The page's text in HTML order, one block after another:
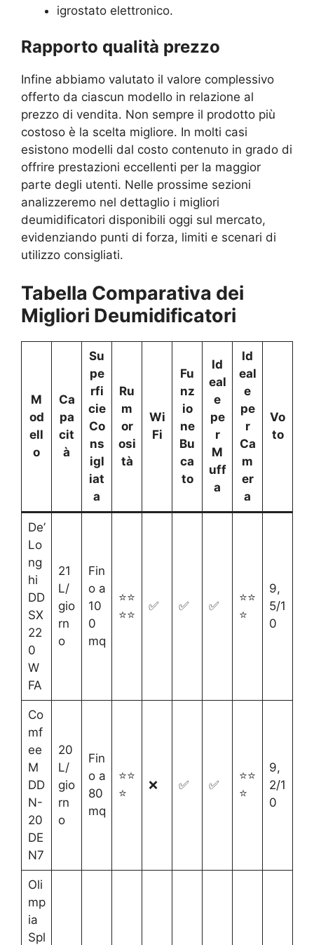
igrostato elettronico.
Rapporto qualità prezzo
Infine abbiamo valutato il valore complessivo
offerto da ciascun modello in relazione al
prezzo di vendita. Non sempre il prodotto più
costoso è la scelta migliore. In molti casi
esistono modelli dal costo contenuto in grado di
offrire prestazioni eccellenti per la maggior
parte degli utenti. Nelle prossime sezioni
analizzeremo nel dettaglio i migliori
deumidificatori disponibili oggi sul mercato,
evidenziando punti di forza, limiti e scenari di
utilizzo consigliati.
Tabella Comparativa dei
Migliori Deumidificatori
M
od
ell
o
Ca
pa
cit
à
Su
pe
rfi
cie
Co
ns
igl
iat
a
Ru
m
or
osi
tà
Wi
Fi
Fu
nz
io
ne
Bu
ca
to
Id
eal
e
pe
r
M
uff
a
Id
eal
e
pe
r
Ca
m
er
a
Vo
to
De’
Lo
ng
hi
DD
SX
22
0
W
FA
21
L/
gio
rn
o
Fin
o a
10
0
mq
⭐⭐
⭐⭐
✅ ✅ ✅
⭐⭐
⭐
9,
5/1
0
Co
mf
ee
M
DD
N-
20
DE
N7
20
L/
gio
rn
o
Fin
o a
80
mq
⭐⭐
⭐
❌ ✅ ✅
⭐⭐
⭐
9,
2/1
0
Oli
mp
ia
Spl